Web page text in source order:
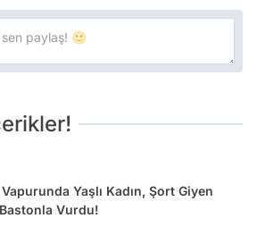
Yaşlı Kadın, Şort Giyen
Bastonla Vurdu!